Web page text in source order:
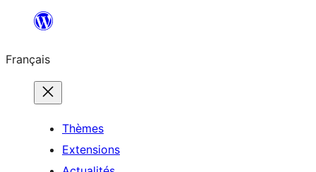
contenu
Français
Thèmes
Extensions